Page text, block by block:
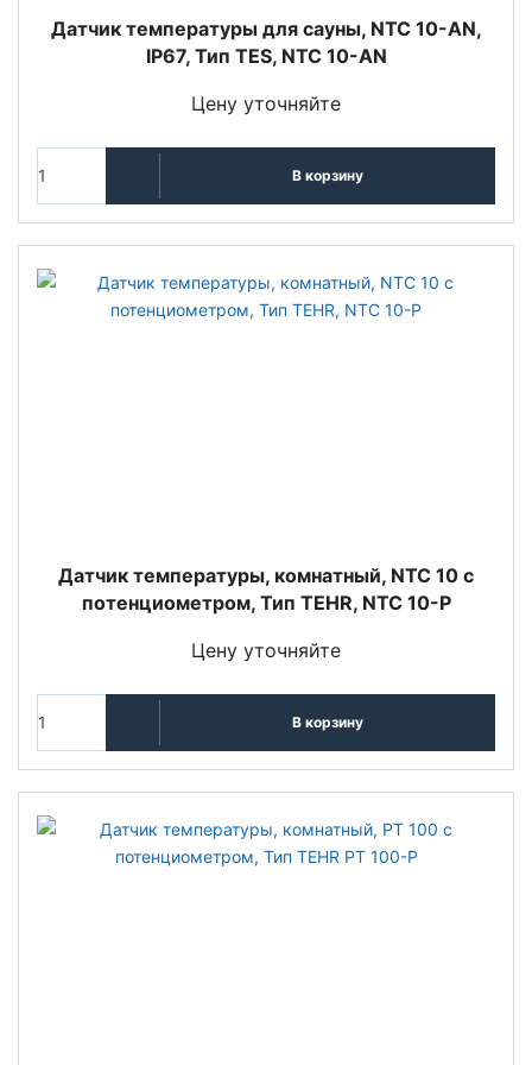
Датчик температуры для сауны, NTC 10-AN,
IP67, Тип TES, NTC 10-AN
Цену уточняйте
В корзину
Датчик температуры, комнатный, NTC 10 с
потенциометром, Тип TEHR, NTC 10-P
Цену уточняйте
В корзину